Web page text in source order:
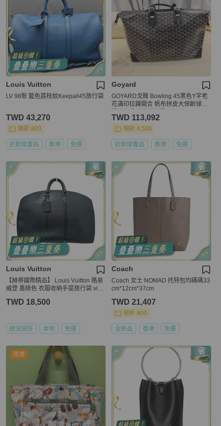
Louis Vuitton
LV 98新 藍色荔枝紋Keepall45旅行袋
TWD 43,270
現折 800
近新閒置品 香港 免運
Goyard
GOYARD戈雅 Bowling 45黑色Y字老
花滿印拉鍊開合 帆布拼皮大保齡球手
TWD 113,092
現折 4,500
近新閒置品 香港 免運
Louis Vuitton
【赫蒂國際精品】 Louis Vuitton 路易
威登 墨綠色 衣服收納手提旅行袋 vint
TWD 18,500
狀況良好 本地 免運
Coach
Coach 女士 NOMAD 托特包均碼碼33
cm*12cm*37cm
TWD 21,407
現折 800
全新品 香港 免運
降價